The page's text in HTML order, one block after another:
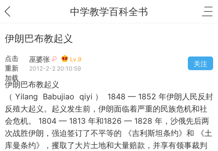
中学教学百科全书
伊朗巴布教起义
点击
重新
加载
巫婆张
Lv.9
2012-2-2 20:10:59
关注
伊朗巴布教起义
（ Yilang Babujiao qiyi ） 1848 — 1852 年伊朗人民反封
反殖大起义。起义发生前，伊朗面临着严重的民族危机和社
会危机。 1804 — 1813 年和1826 — 1828 年，沙俄先后两
次战胜伊朗，强迫签订了不平等的 《吉利斯坦条约》和 《土
库曼条约》，攫取了大片土地和大量赔款，并享有领事裁判